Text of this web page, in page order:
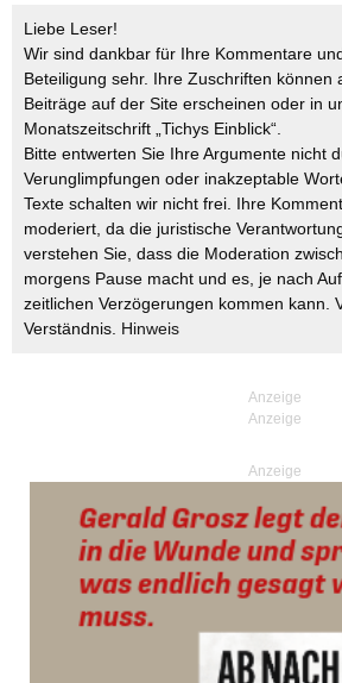
Liebe Leser!
Wir sind dankbar für Ihre Kommentare
Beteiligung sehr. Ihre Zuschriften können
Beiträge auf der Site erscheinen oder in
Monatszeitschrift „Tichys Einblick“.
Bitte entwerten Sie Ihre Argumente nicht
Verunglimpfungen oder inakzeptable
Texte schalten wir nicht frei. Ihre
moderiert, da die juristische
verstehen Sie, dass die Moderation
morgens Pause macht und es, je nach
zeitlichen Verzögerungen kommen kann.
Verständnis. Hinweis
Anzeige